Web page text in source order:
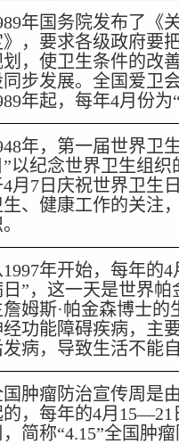
年国务院发布了《
》，要求各级政府要
划，使卫生条件的改
同步发展。全国爱卫
年起，每年4月份为
年，第一届世界卫
”以纪念世界卫生组织
4月 7 日 庆祝世界卫生
生、健康工作的关注
1997年开始，每年的4
日”，这一天是世界
詹姆斯·帕金森博士的
经功能障碍疾病，主
发病，导致生活不能
国肿瘤防治宣传周是
的，每年的4月 15—21
，简称“4.15”全国肿